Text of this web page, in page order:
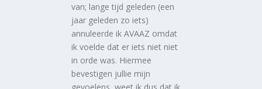
van; lange tijd geleden (een
jaar geleden zo iets)
annuleerde ik AVAAZ omdat
ik voelde dat er iets niet niet
in orde was. Hiermee
bevestigen jullie mijn
gevoelens, weet ik dus dat ik